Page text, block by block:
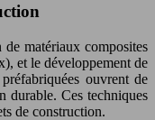
matériaux composites
et le développement de
ouvrent de
durable. Ces techniques
de construction.